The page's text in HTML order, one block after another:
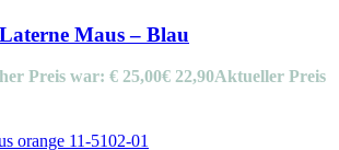
Maus – Blau
Preis war: € 25,00€ 22,90Aktueller Preis